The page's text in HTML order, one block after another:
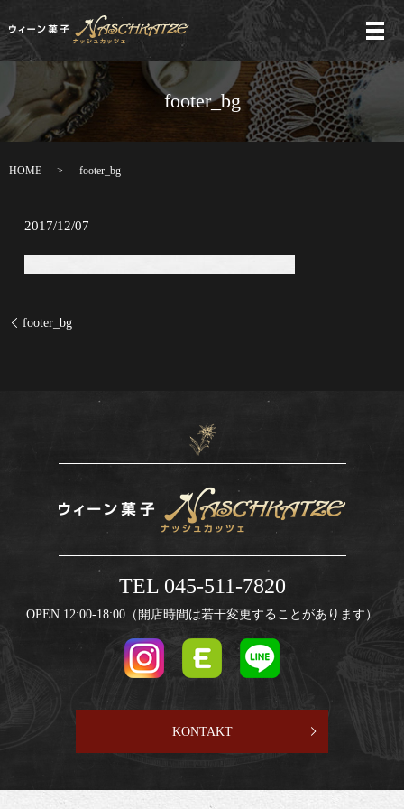
メ
footer_bg
HOME footer_bg
2017/12/07
footer_bg
TEL 045-511-7820
OPEN 12:00-18:00（開店時間は若干変更することがあります）
KONTAKT